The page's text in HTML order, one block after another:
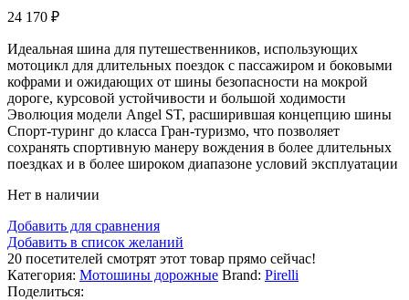
24 170 ₽
Идеальная шина для путешественников, использующих
мотоцикл для длительных поездок с пассажиром и боковыми
кофрами и ожидающих от шины безопасности на мокрой
дороге, курсовой устойчивости и большой ходимости
Эволюция модели Angel ST, расширившая концепцию шины
Спорт-туринг до класса Гран-туризмо, что позволяет
сохранять спортивную манеру вождения в более длительных
поездках и в более широком диапазоне условий эксплуатации
Нет в наличии
Добавить для сравнения
Добавить в список желаний
20 посетителей смотрят этот товар прямо сейчас!
Категория: Мотошины дорожные Brand: Pirelli
Поделиться: